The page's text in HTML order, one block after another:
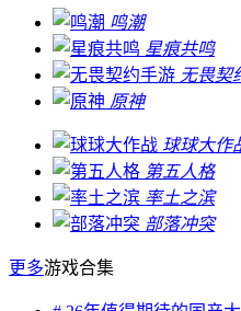
鸣潮
星痕共鸣
无畏契
原神
球球大作
第五人格
率土之滨
部落冲突
更多游戏合集